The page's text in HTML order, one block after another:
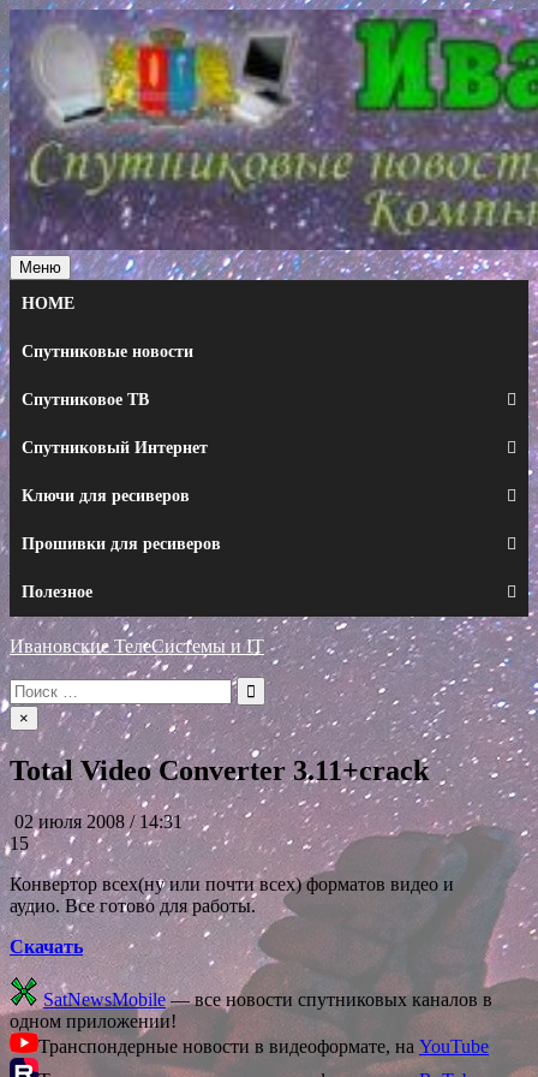
Перейти
к
содержимому
Меню
HOME
Спутниковые новости
Спутниковое ТВ
Спутниковый Интернет
Ключи для ресиверов
Прошивки для ресиверов
Полезное
Ивановские ТелеСистемы и IT
Искать:
×
Total Video Converter 3.11+crack
02 июля 2008 / 14:31
15
Конвертор всех(ну или почти всех) форматов видео и
аудио. Все готово для работы.
Скачать
SatNewsMobile— все новости спутниковых каналов в
одном приложении!
Транспондерные новости в видеоформате, на YouTube